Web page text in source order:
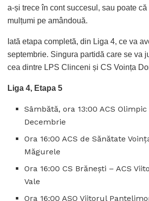
a-și trece în cont succesul, sau poate
mulțumi pe amândouă.
Iată etapa completă, din Liga 4, ce va
septembrie. Singura partidă care se va
cea dintre LPS Clinceni și CS Voința
Liga 4, Etapa 5
Sâmbătă, ora 13:00 ACS Olimpic
Decembrie
Ora 16:00 ACS de Sănătate
Măgurele
Ora 16:00 CS Brănești – ACS
Vale
Ora 16:00 ASO Viitorul